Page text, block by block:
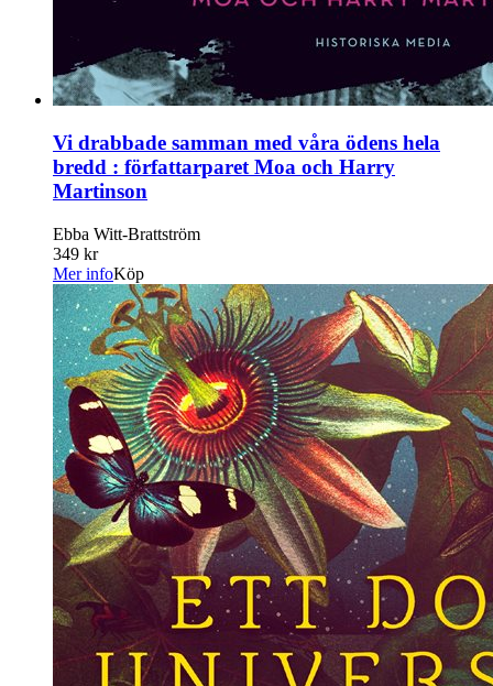
Vi drabbade samman med våra ödens hela
bredd : författarparet Moa och Harry
Martinson
Ebba Witt-Brattström
349 kr
Mer infoKöp